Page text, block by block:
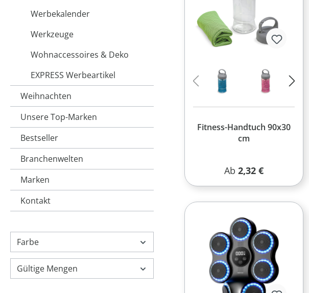
Fitness-Handtuch 90x30
cm
Regulärer Preis:
Ab2,32 €
Werbekalender
Werkzeuge
Wohnaccessoires & Deko
EXPRESS Werbeartikel
Weihnachten
Unsere Top-Marken
Bestseller
Branchenwelten
Marken
Kontakt
Farbe
Gültige Mengen